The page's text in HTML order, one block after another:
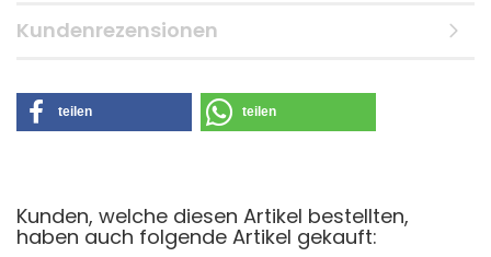
Kundenrezensionen
teilen teilen
Kunden, welche diesen Artikel bestellten,
haben auch folgende Artikel gekauft: